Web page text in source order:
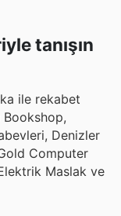
tanışın
ile rekabet
Bookshop,
Denizler
Computer
Maslak ve